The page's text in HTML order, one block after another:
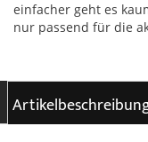
einfacher geht es
nur passend für die